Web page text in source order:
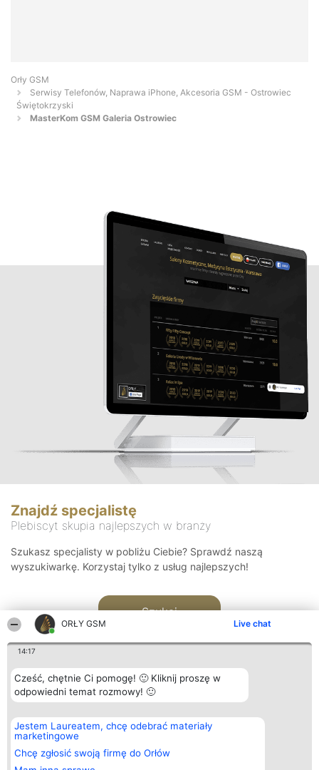
ORŁY GSM Live chat
14:17
Cześć, chętnie Ci pomogę! 🙂 Kliknij proszę w
odpowiedni temat rozmowy! 🙂
Jestem Laureatem, chcę odebrać materiały
marketingowe
Chcę zgłosić swoją firmę do Orłów
Orły GSM
Serwisy Telefonów, Naprawa iPhone, Akcesoria GSM - Ostrowiec
Świętokrzyski
MasterKom GSM Galeria Ostrowiec
Znajdź specjalistę
Plebiscyt skupia najlepszych w branży
Szukasz specjalisty w pobliżu Ciebie? Sprawdź naszą
wyszukiwarkę. Korzystaj tylko z usług najlepszych!
Szukaj
Organizator plebiscytu
Bright Side Solutions sp. z o.
o. sp. k.
ul. Ruska 22
Wrocław 50-079
Plebiscyt
Laureaci
wszystkich
Laureatów
Kontakt
Kontakt